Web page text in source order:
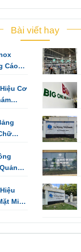
Bài viết hay
Cáo
Phòng
Cơ
Kế
Bình
Mica